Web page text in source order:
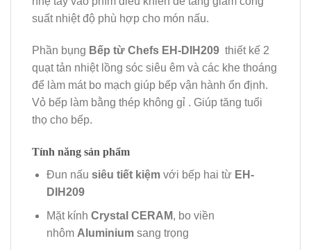
suất nhiệt độ phù hợp cho món nấu.
Phần bụng Bếp từ Chefs EH-DIH209 thiết kế 2
quạt tản nhiệt lồng sóc siêu êm và các khe thoáng
để làm mát bo mạch giúp bếp vận hành ổn định.
Vỏ bếp làm bằng thép không gỉ . Giúp tăng tuổi
thọ cho bếp.
Tính năng sản phẩm
Đun nấu siêu tiết kiệmvới bếp hai từ EH-
DIH209
Mặt kính Crystal CERAM, bo viền
nhôm Aluminiumsang trọng